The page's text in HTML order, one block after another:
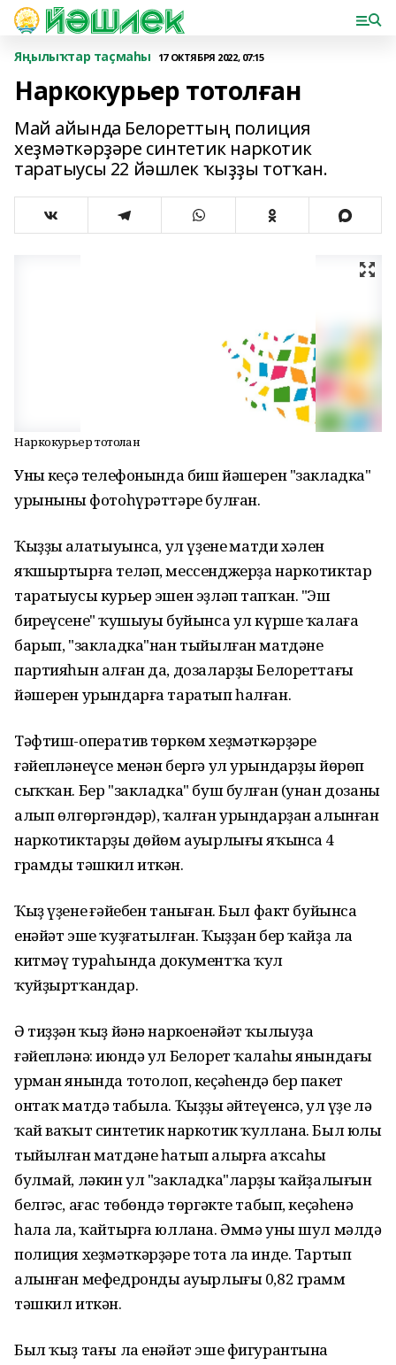
Яңылыҡтар таҫмаһы 17 ОКТЯБРЯ 2022, 07:15
Наркокурьер тотолған
Май айында Белореттың полиция
хеҙмәткәрҙәре синтетик наркотик
таратыусы 22 йәшлек ҡыҙҙы тотҡан.
Наркокурьер тотолған
Уның кеҫә телефонында биш йәшерен "закладка"
урынының фотоһүрәттәре булған.
Ҡыҙҙың аңлатыуынса, ул үҙенең матди хәлен
яҡшыртырға теләп, мессенджерҙа наркотиктар
таратыусы курьер эшен эҙләп тапҡан. "Эш
биреүсенең" ҡушыуы буйынса ул күрше ҡалаға
барып, "закладка"нан тыйылған матдәнең
партияһын алған да, дозаларҙы Белореттағы
йәшерен урындарға таратып һалған.
Тәфтиш-оператив төркөм хеҙмәткәрҙәре
ғәйепләнеүсе менән бергә ул урындарҙы йөрөп
сыҡҡан. Бер "закладка" буш булған (унан дозаны
алып өлгөргәндәр), ҡалған урындарҙан алынған
наркотиктарҙың дөйөм ауырлығы яҡынса 4
грамды тәшкил иткән.
Ҡыҙ үҙенең ғәйебен таныған. Был факт буйынса
енәйәт эше ҡуҙғатылған. Ҡыҙҙан бер ҡайҙа ла
китмәү тураһында документҡа ҡул
ҡуйҙыртҡандар.
Ә тиҙҙән ҡыҙ йәнә наркоенәйәт ҡылыуҙа
ғәйепләнә: июндә ул Белорет ҡалаһы янындағы
урман янында тотолоп, кеҫәһендә бер пакет
онтаҡ матдә табыла. Ҡыҙҙың әйтеүенсә, ул үҙе лә
ҡай ваҡыт синтетик наркотик ҡуллана. Был юлы
тыйылған матдәне һатып алырға аҡсаһы
булмай, ләкин ул "закладка"ларҙың ҡайҙалығын
белгәс, ағас төбөндә төргәкте табып, кеҫәһенә
һала ла, ҡайтырға юллана. Әммә уны шул мәлдә
полиция хеҙмәткәрҙәре тота ла инде. Тартып
алынған мефедрондың ауырлығы 0,82 грамм
тәшкил иткән.
Был ҡыҙ тағы ла енәйәт эше фигурантына